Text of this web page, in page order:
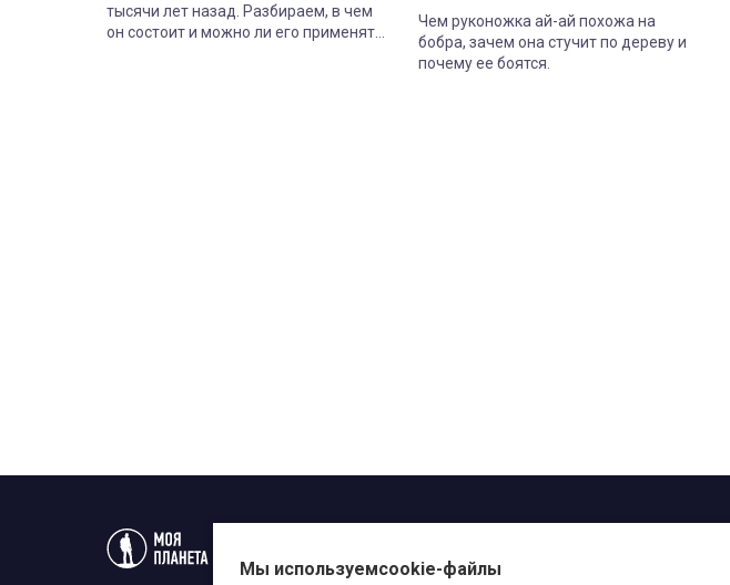
тысячи лет назад. Разбираем, в чем
он состоит и можно ли его применять
Чем руконожка ай-ай похожа на
бобра, зачем она стучит по дереву и
почему ее боятся.
Мы используемcookie-файлы